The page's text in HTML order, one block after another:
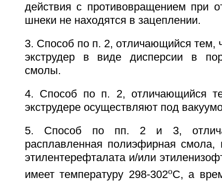
действия с противовращением при
шнеки не находятся в зацеплении.
3. Способ по п. 2, отличающийся тем,
экструдер в виде дисперсии в
смолы.
4. Способ по п. 2, отличающийся
экструдере осуществляют под
5. Способ по пп. 2 и 3,
расплавленная полиэфирная
этилентерефталата и/или
имеет температуру 298-302oС, а